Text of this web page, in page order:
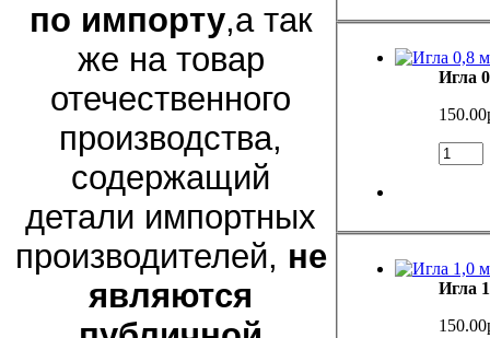
по импорту,а так
же на товар
отечественного
производства,
содержащий
детали импортных
производителей, не
являются
Игла
Игла